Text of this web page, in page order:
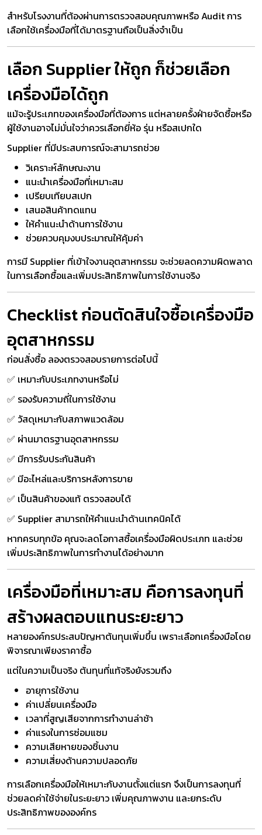
สำหรับโรงงานที่ต้องผ่านการตรวจสอบคุณภาพหรือ Audit การ
เลือกใช้เครื่องมือที่ได้มาตรฐานถือเป็นสิ่งจำเป็น
เลือก Supplier ให้ถูก ก็ช่วยเลือก
เครื่องมือได้ถูก
แม้จะรู้ประเภทของเครื่องมือที่ต้องการ แต่หลายครั้งฝ่ายจัดซื้อหรือ
ผู้ใช้งานอาจไม่มั่นใจว่าควรเลือกยี่ห้อ รุ่น หรือสเปกใด
Supplier ที่มีประสบการณ์จะสามารถช่วย
วิเคราะห์ลักษณะงาน
แนะนำเครื่องมือที่เหมาะสม
เปรียบเทียบสเปก
เสนอสินค้าทดแทน
ให้คำแนะนำด้านการใช้งาน
ช่วยควบคุมงบประมาณให้คุ้มค่า
การมี Supplier ที่เข้าใจงานอุตสาหกรรม จะช่วยลดความผิดพลาด
ในการเลือกซื้อและเพิ่มประสิทธิภาพในการใช้งานจริง
Checklist ก่อนตัดสินใจซื้อเครื่องมือ
อุตสาหกรรม
ก่อนสั่งซื้อ ลองตรวจสอบรายการต่อไปนี้
✅ เหมาะกับประเภทงานหรือไม่
✅ รองรับความถี่ในการใช้งาน
✅ วัสดุเหมาะกับสภาพแวดล้อม
✅ ผ่านมาตรฐานอุตสาหกรรม
✅ มีการรับประกันสินค้า
✅ มีอะไหล่และบริการหลังการขาย
✅ เป็นสินค้าของแท้ ตรวจสอบได้
✅ Supplier สามารถให้คำแนะนำด้านเทคนิคได้
หากครบทุกข้อ คุณจะลดโอกาสซื้อเครื่องมือผิดประเภท และช่วย
เพิ่มประสิทธิภาพในการทำงานได้อย่างมาก
เครื่องมือที่เหมาะสม คือการลงทุนที่
สร้างผลตอบแทนระยะยาว
หลายองค์กรประสบปัญหาต้นทุนเพิ่มขึ้น เพราะเลือกเครื่องมือโดย
พิจารณาเพียงราคาซื้อ
แต่ในความเป็นจริง ต้นทุนที่แท้จริงยังรวมถึง
อายุการใช้งาน
ค่าเปลี่ยนเครื่องมือ
เวลาที่สูญเสียจากการทำงานล่าช้า
ค่าแรงในการซ่อมแซม
ความเสียหายของชิ้นงาน
ความเสี่ยงด้านความปลอดภัย
การเลือกเครื่องมือให้เหมาะกับงานตั้งแต่แรก จึงเป็นการลงทุนที่
ช่วยลดค่าใช้จ่ายในระยะยาว เพิ่มคุณภาพงาน และยกระดับ
ประสิทธิภาพขององค์กร